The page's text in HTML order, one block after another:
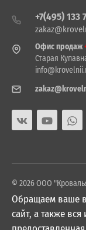
+7(495) 133
Офис продаж
Старая
© 2026 ООО
Обращаем ваше
сайт, а также